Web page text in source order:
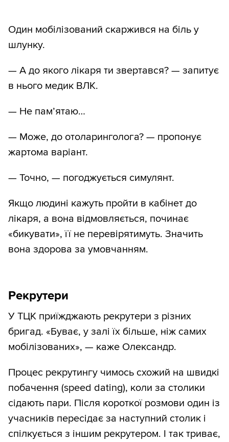
Один мобілізований скаржився на біль у
шлунку.
— А до якого лікаря ти звертався? — запитує
в нього медик ВЛК.
— Не пам’ятаю…
— Може, до отоларинголога? — пропонує
жартома варіант.
— Точно, — погоджується симулянт.
Якщо людині кажуть пройти в кабінет до
лікаря, а вона відмовляється, починає
«бикувати», її не перевірятимуть. Значить
вона здорова за умовчанням.
Рекрутери
У ТЦК приїжджають рекрутери з різних
бригад. «Буває, у залі їх більше, ніж самих
мобілізованих», — каже Олександр.
Процес рекрутингу чимось схожий на швидкі
побачення (speed dating), коли за столики
сідають пари. Після короткої розмови один із
учасників пересідає за наступний столик і
спілкується з іншим рекрутером. І так триває,